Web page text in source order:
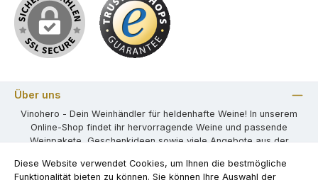
Über uns
Vinohero - Dein Weinhändler für heldenhafte Weine! In unserem
Online-Shop findet ihr hervorragende Weine und passende
Weinpakete, Geschenkideen sowie viele Angebote aus der
Diese Website verwendet Cookies, um Ihnen die bestmögliche
Funktionalität bieten zu können. Sie können Ihre Auswahl der